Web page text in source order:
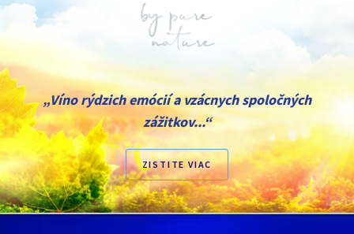
„Víno rýdzich emócií a vzácnych spoločných
zážitkov...“
ZISTITE VIAC